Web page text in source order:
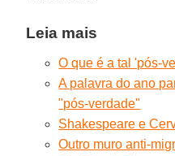
Leia mais
O que é a tal 'pós-
A palavra do ano
"pós-verdade"
Shakespeare e
Outro muro anti-